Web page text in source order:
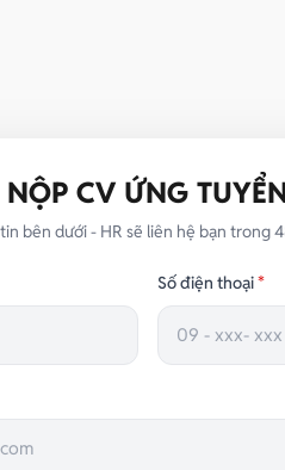
NỘP CV ỨNG
bên dưới - HR sẽ liên hệ bạn trong
Số điện thoại*